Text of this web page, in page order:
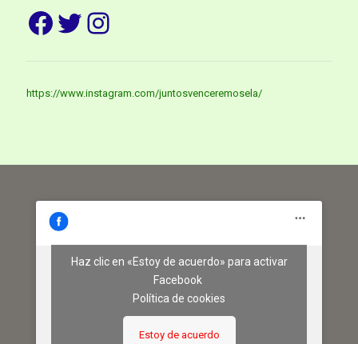
Facebook
Twitter
Instagram
https://www.instagram.com/juntosvenceremosela/
Haz clic en «Estoy de acuerdo» para activar
Facebook
Política de cookies
Estoy de acuerdo